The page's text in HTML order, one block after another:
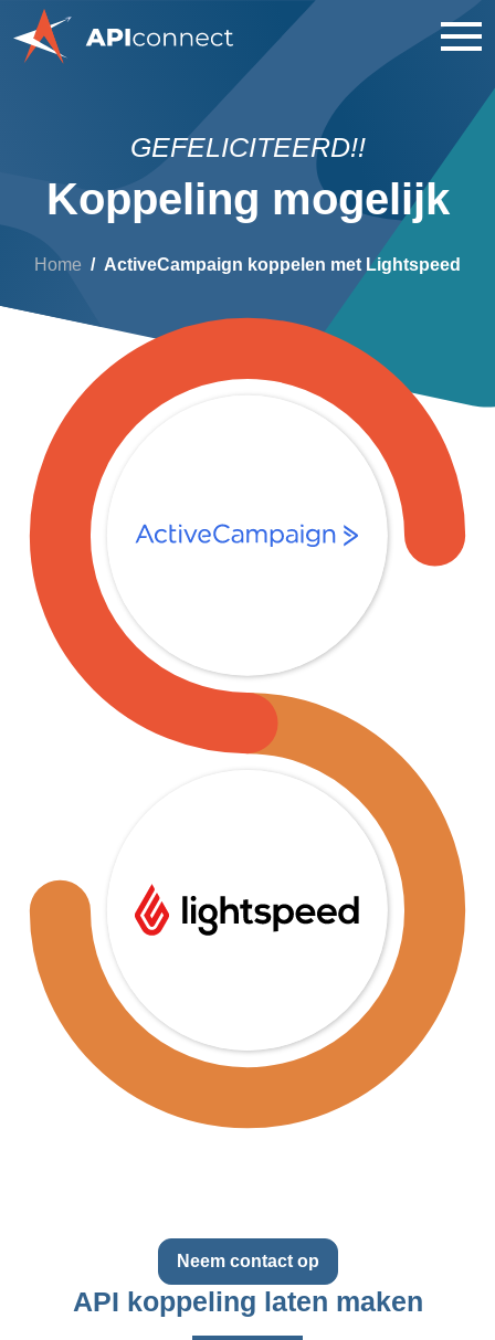
GEFELICITEERD!!
Koppeling mogelijk
Home ActiveCampaign koppelen met Lightspeed
Neem contact op
API koppeling laten maken